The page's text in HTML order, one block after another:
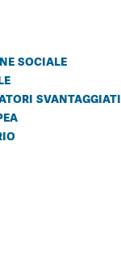
sociale
svantaggiati